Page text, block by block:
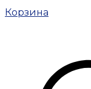
Корзина